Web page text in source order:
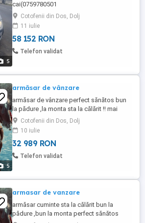
5
cai(0759780501
Cotofenii din Dos, Dolj
11 iulie
58 152 RON
Telefon validat
5
armăsar de vânzare
armăsar de vânzare perfect sănătos bun
la pădure ,la monta sta la călărit !! mai
multe detalii in privat
Cotofenii din Dos, Dolj
10 iulie
32 989 RON
Telefon validat
armasar de vanzare
armăsar cuminte sta la călărit bun la
pădure ,bun la monta perfect sănătos